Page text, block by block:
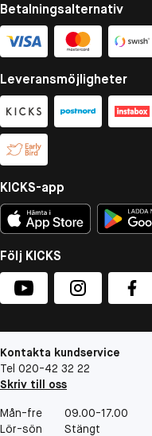
Betalningsalternativ
Leveransmöjligheter
KICKS-app
Följ KICKS
Kontakta kundservice
Tel 020-42 32 22
Skriv till oss
Mån-fre
09.00-17.00
Lör-sön
Stängt